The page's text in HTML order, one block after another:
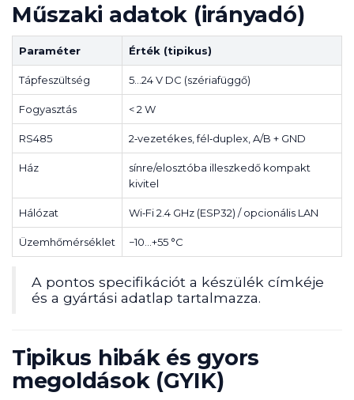
Műszaki adatok (irányadó)
Paraméter Érték (tipikus)
Tápfeszültség 5…24 V DC (szériafüggő)
Fogyasztás < 2 W
RS485 2‑vezetékes, fél‑duplex, A/B + GND
Ház
sínre/elosztóba illeszkedő kompakt
kivitel
Hálózat Wi‑Fi 2.4 GHz (ESP32) / opcionális LAN
Üzemhőmérséklet −10…+55 °C
A pontos specifikációt a készülék címkéje
és a gyártási adatlap tartalmazza.
Tipikus hibák és gyors
megoldások (GYIK)